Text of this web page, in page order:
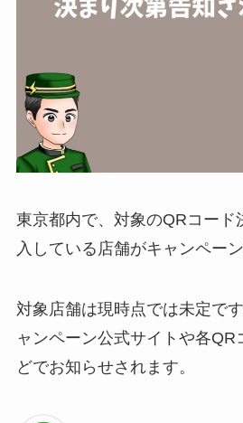
東京都内で、対象のQRコード
入している店舗がキャンペー
対象店舗は現時点では未定で
ャンペーン公式サイトや各QR
どでお知らせされます。